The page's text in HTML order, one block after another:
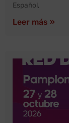
Español,
Leer más »